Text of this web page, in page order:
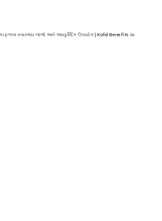
કાફળના સ્વાસ્થ્ય લાભો અને આયુર્વેદિક ઉપયોગ | Kafal Benefits in